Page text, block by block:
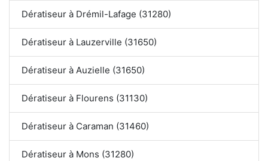
Dératiseur à Drémil-Lafage (31280)
Dératiseur à Lauzerville (31650)
Dératiseur à Auzielle (31650)
Dératiseur à Flourens (31130)
Dératiseur à Caraman (31460)
Dératiseur à Mons (31280)